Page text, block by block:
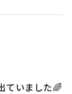
ていました🌈